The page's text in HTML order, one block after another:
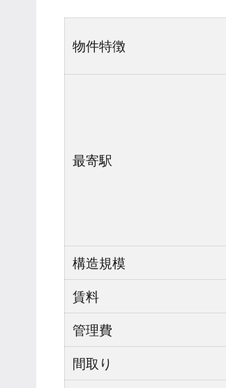
物件特徴
最寄駅
構造規模
賃料
管理費
間取り